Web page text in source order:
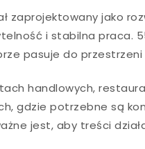
zaprojektowany jako
i stabilna praca.
pasuje do
handlowych,
gdzie potrzebne są
jest, aby treści